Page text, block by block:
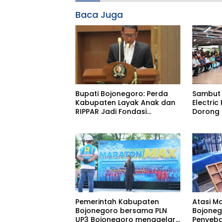
Baca Juga
Bupati Bojonegoro: Perda
Kabupaten Layak Anak dan
RIPPAR Jadi Fondasi
Sambut
Electric
Dorong
Pemerintah Kabupaten
Bojonegoro bersama PLN
UP3 Bojonegoro menggelar
Atasi